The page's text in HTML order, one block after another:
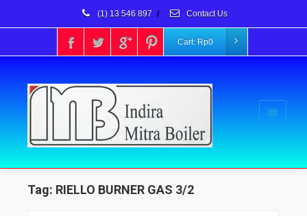
(1) 13 546 897 / Contact Us
Cart: Rp0
Tag: RIELLO BURNER GAS 3/2